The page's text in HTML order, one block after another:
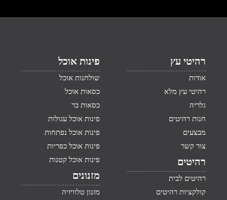
רהיטי עץ
אודות
רהיטי עץ מלא
גלריה
חנות רהיטים
מבצעים
צור קשר
רהיטים
רהיטים לבית
קולקציות רהיטים
פינות אוכל
שולחנות אוכל
כסאות אוכל
כסאות בר
פינות אוכל עגולות
פינות אוכל נפתחות
פינות אוכל כפריות
פינות אוכל קטנות
מזנונים
מזנון טלוויזיה